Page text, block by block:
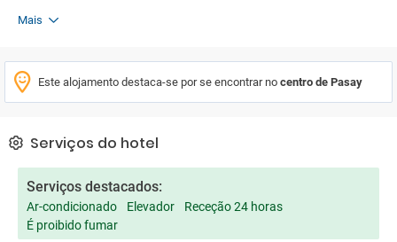
Mais
Este alojamento destaca-se por se encontrar no centro de Pasay
Serviços do hotel
Serviços destacados:
Ar-condicionado Elevador
Receção 24 horas
É proibido fumar